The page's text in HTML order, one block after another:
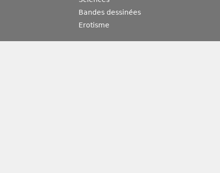
Bandes dessinées
Erotisme